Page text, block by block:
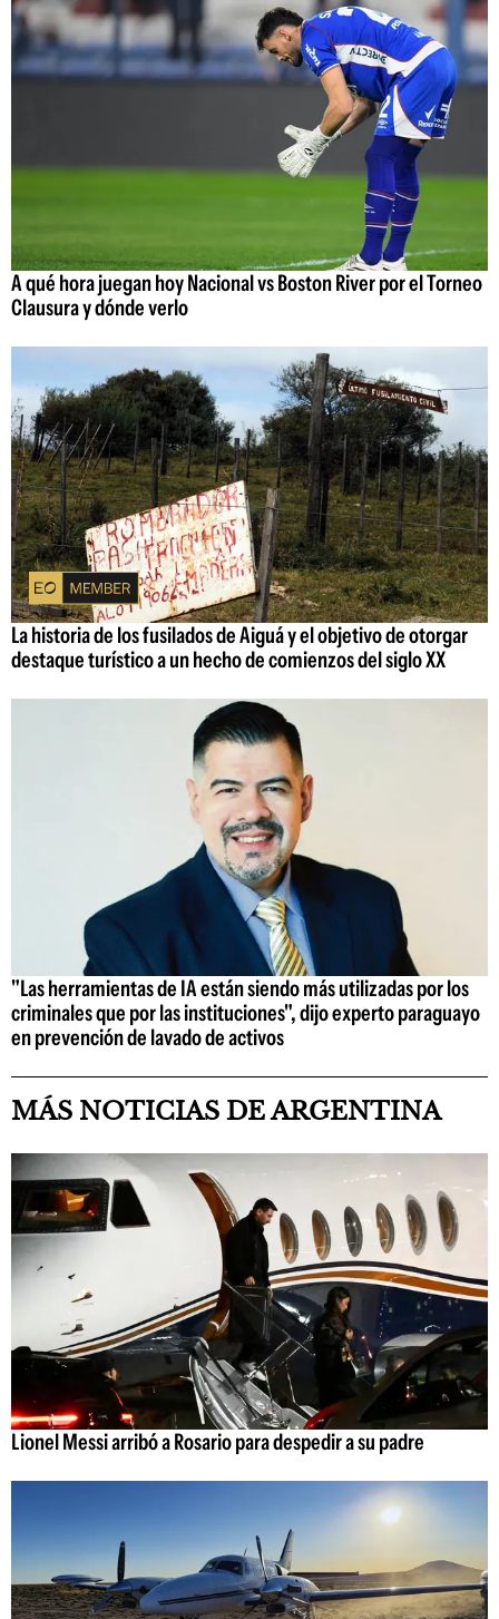
A qué hora juegan hoy Nacional vs Boston River por el Torneo
Clausura y dónde verlo
La historia de los fusilados de Aiguá y el objetivo de otorgar
destaque turístico a un hecho de comienzos del siglo XX
"Las herramientas de IA están siendo más utilizadas por los
criminales que por las instituciones", dijo experto paraguayo
en prevención de lavado de activos
MÁS NOTICIAS DE ARGENTINA
Lionel Messi arribó a Rosario para despedir a su padre